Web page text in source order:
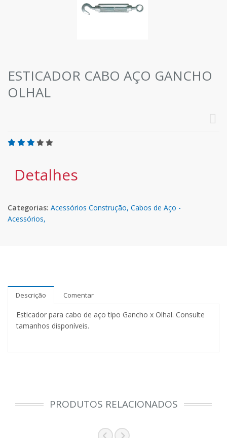
ESTICADOR CABO AÇO GANCHO
OLHAL
Detalhes
Categorias: Acessórios Construção, Cabos de Aço -
Acessórios,
Descrição Comentar
Esticador para cabo de aço tipo Gancho x Olhal. Consulte
tamanhos disponíveis.
PRODUTOS RELACIONADOS